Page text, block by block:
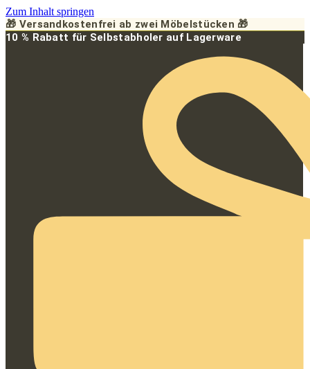
Zum Inhalt springen
🎁 Versandkostenfrei ab zwei Möbelstücken 🎁
10 % Rabatt für Selbstabholer auf Lagerware